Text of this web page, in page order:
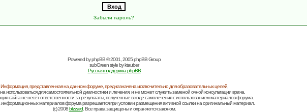
Забыли пароль?
Powered byphpBB© 2001, 2005 phpBB Group
subGreen style byktauber
Русская поддержка phpBB
Информация, представленная на данном форуме, предназначена исключительно для образовательных целей,
использоваться для самостоятельной диагностики и лечения, и не может служить заменой очной консультации врача.
сайта не несёт ответственности за результаты, полученные в ходе самолечения с использованием материалов форума.
информационных материалов форума разрешается при условии размещения активной ссылки на оригинальный материал.
(c) 2008blizzard. Все права защищены и охраняются законом.